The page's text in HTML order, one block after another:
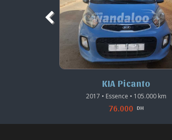
KIA Picanto
2017 • Essence • 105.000 km
76.000 DH